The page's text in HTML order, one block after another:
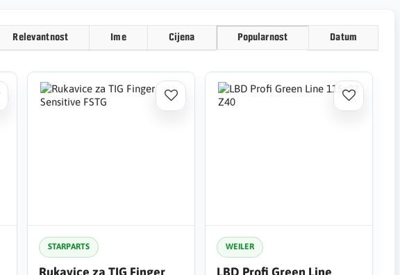
Relevantnost Ime Cijena Popularnost Datum
STARPARTS
Rukavice za TIG Finger
WEILER
LBD Profi Green Line